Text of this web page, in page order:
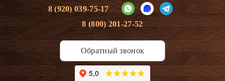
8 (920) 039-75-17
8 (800) 201-27-52
Обратный звонок